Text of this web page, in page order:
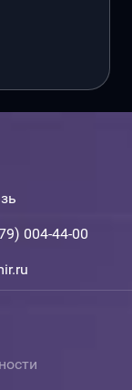
004-44-00